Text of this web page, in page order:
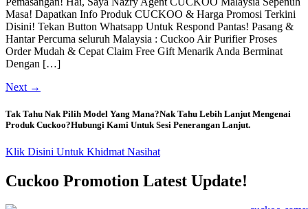
Masa! Dapatkan Info Produk CUCKOO & Harga Promosi Terkini
Disini! Tekan Button Whatsapp Untuk Respond Pantas! Pasang &
Hantar Percuma seluruh Malaysia : Cuckoo Air Purifier Proses
Order Mudah & Cepat Claim Free Gift Menarik Anda Berminat
Dengan […]
Next →
Tak Tahu Nak Pilih Model Yang Mana?Nak Tahu Lebih Lanjut Mengenai
Produk Cuckoo?Hubungi Kami Untuk Sesi Penerangan Lanjut.
Klik Disini Untuk Khidmat Nasihat
Cuckoo Promotion Latest Update!